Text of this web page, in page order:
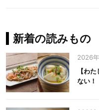
新着の読みもの
2026
【わ
ない！